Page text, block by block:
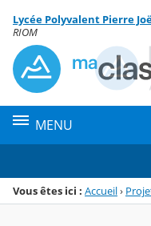
Menu de la rubrique
Contenu
Lycée Polyvalent Pierre
RIOM
MENU
Vous êtes ici : Accueil›